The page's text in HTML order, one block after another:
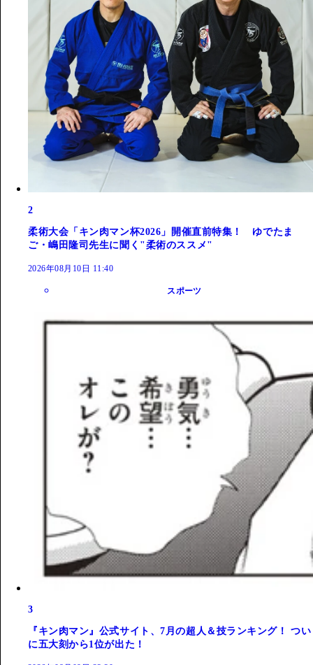
2
柔術大会「キン肉マン杯2026」開催直前特集！ ゆでたま
ご・嶋田隆司先生に聞く"柔術のススメ"
2026年08月10日 11:40
スポーツ
3
『キン肉マン』公式サイト、7月の超人＆技ランキング！ つい
に五大刻から1位が出た！